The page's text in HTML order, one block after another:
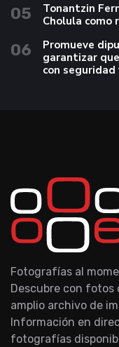
05
Tonantzin
Cholula
06
Promueve
garantizar
con seguridad
Fotografías al
Descubre con fotos
amplio archivo de
Información en
fotografías